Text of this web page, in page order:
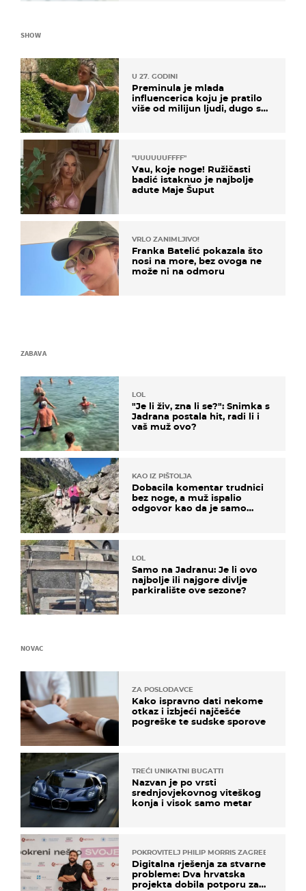
SHOW
U 27. GODINI
Preminula je mlada
influencerica koju je pratilo
više od milijun ljudi, dugo se
"UUUUUUFFFF"
Vau, koje noge! Ružičasti
badić istaknuo je najbolje
adute Maje Šuput
VRLO ZANIMLJIVO!
Franka Batelić pokazala što
nosi na more, bez ovoga ne
može ni na odmoru
ZABAVA
LOL
"Je li živ, zna li se?": Snimka s
Jadrana postala hit, radi li i
vaš muž ovo?
KAO IZ PIŠTOLJA
Dobacila komentar trudnici
bez noge, a muž ispalio
odgovor kao da je samo
LOL
Samo na Jadranu: Je li ovo
najbolje ili najgore divlje
parkiralište ove sezone?
NOVAC
ZA POSLODAVCE
Kako ispravno dati nekome
otkaz i izbjeći najčešće
pogreške te sudske sporove
TREĆI UNIKATNI BUGATTI
Nazvan je po vrsti
srednjovjekovnog viteškog
konja i visok samo metar
POKROVITELJ PHILIP MORRIS ZAGREB
Digitalna rješenja za stvarne
probleme: Dva hrvatska
projekta dobila potporu za